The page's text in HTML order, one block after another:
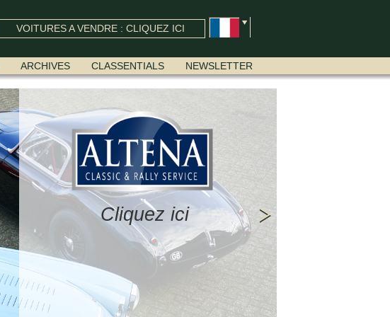
VOITURES A VENDRE : CLIQUEZ ICI
ARCHIVES CLASSENTIALS NEWSLETTER
Cliquez ici